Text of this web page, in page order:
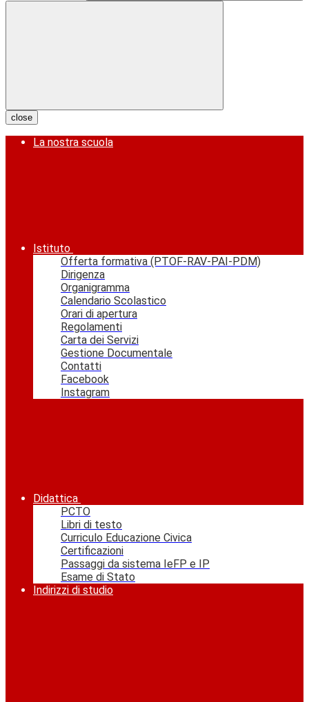
close
La nostra scuola
Istituto
Offerta formativa (PTOF-RAV-PAI-PDM)
Dirigenza
Organigramma
Calendario Scolastico
Orari di apertura
Regolamenti
Carta dei Servizi
Gestione Documentale
Contatti
Facebook
Instagram
Didattica
PCTO
Libri di testo
Curriculo Educazione Civica
Certificazioni
Passaggi da sistema IeFP e IP
Esame di Stato
Indirizzi di studio